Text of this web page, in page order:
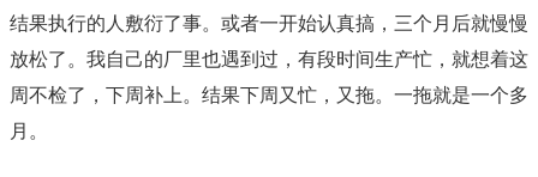
结果执行的人敷衍了事。或者一开始认真搞，三个月后就慢慢
放松了。我自己的厂里也遇到过，有段时间生产忙，就想着这
周不检了，下周补上。结果下周又忙，又拖。一拖就是一个多
月。